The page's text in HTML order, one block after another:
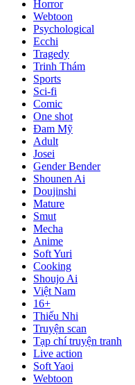
Horror
Webtoon
Psychological
Ecchi
Tragedy
Trinh Thám
Sports
Sci-fi
Comic
One shot
Đam Mỹ
Adult
Josei
Gender Bender
Shounen Ai
Doujinshi
Mature
Smut
Mecha
Anime
Soft Yuri
Cooking
Shoujo Ai
Việt Nam
16+
Thiếu Nhi
Truyện scan
Tạp chí truyện tranh
Live action
Soft Yaoi
Webtoon